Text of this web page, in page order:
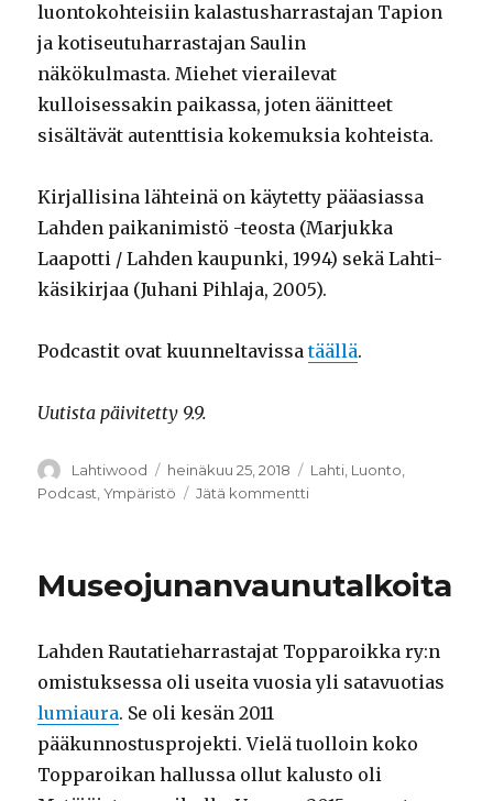
luontokohteisiin kalastusharrastajan Tapion
ja kotiseutuharrastajan Saulin
näkökulmasta. Miehet vierailevat
kulloisessakin paikassa, joten äänitteet
sisältävät autenttisia kokemuksia kohteista.
Kirjallisina lähteinä on käytetty pääasiassa
Lahden paikanimistö -teosta (Marjukka
Laapotti / Lahden kaupunki, 1994) sekä Lahti-
käsikirjaa (Juhani Pihlaja, 2005).
Podcastit ovat kuunneltavissatäällä.
Uutista päivitetty 9.9.
Kirjoittaja
Lahtiwood Julkaistu
heinäkuu 25, 2018 Kategoriat
Lahti, Luonto,
Podcast,Ympäristö Jätä kommentti
syyskuussa
Museojunanvaunutalkoita
Lahden Rautatieharrastajat Topparoikka ry:n
omistuksessa oli useita vuosia yli satavuotias
lumiaura. Se oli kesän 2011
pääkunnostusprojekti. Vielä tuolloin koko
Topparoikan hallussa ollut kalusto oli